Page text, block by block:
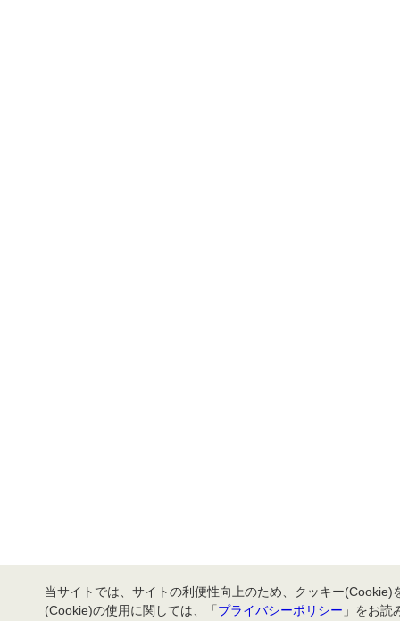
当サイトでは、サイトの利便性向上のため、クッキー
(Cookie)の使用に関しては、「プライバシーポリシー 」をお読